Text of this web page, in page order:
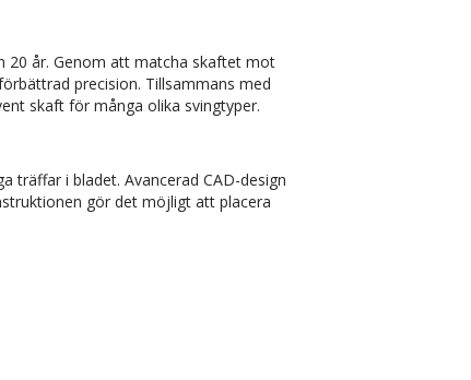
20 år. Genom att matcha skaftet mot
precision. Tillsammans med
skaft för många olika svingtyper.
träffar i bladet. Avancerad CAD-design
gör det möjligt att placera